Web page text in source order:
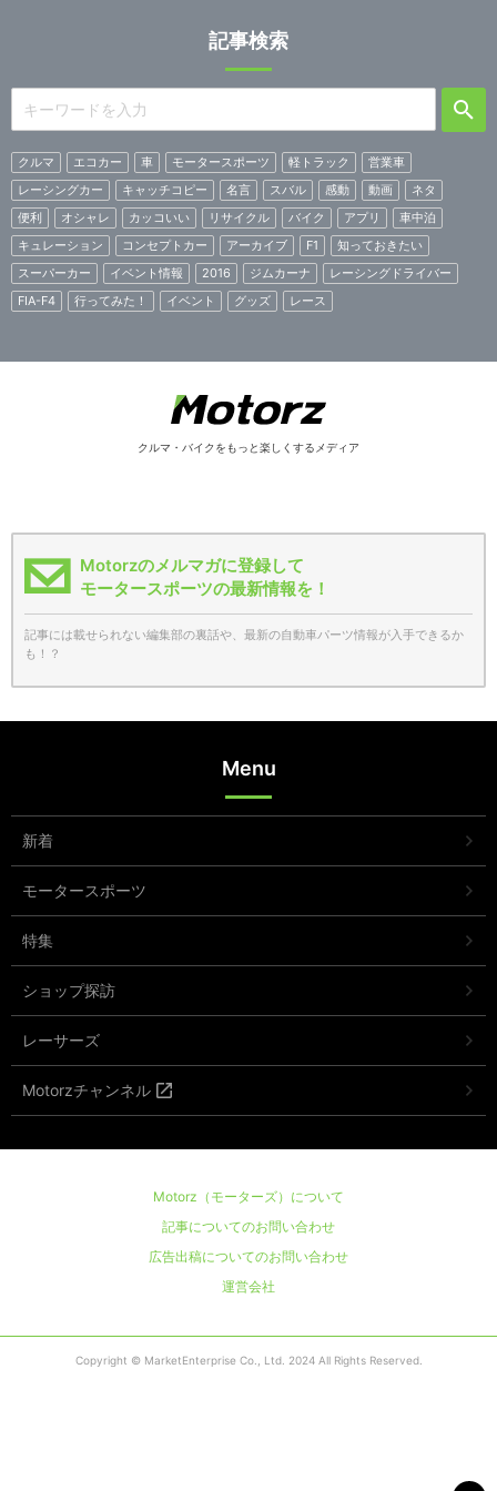
記事検索
クルマ エコカー 車 モータースポーツ 軽トラック
営業車
レーシングカー
キャッチコピー 名言 スバル 感動 動画
ネタ
便利
オシャレ カッコいい リサイクル バイク アプリ
車中泊
キュレーション
コンセプトカー アーカイブ F1
知っておきたい
スーパーカー
イベント情報 2016 ジムカーナ
レーシングドライバー
FIA-F4
行ってみた！ イベント グッズ レース
クルマ・バイクをもっと楽しくするメディア
Motorzのメルマガに登録して
モータースポーツの最新情報を！
記事には載せられない編集部の裏話や、最新の自動車パーツ情報が入手できるか
も！？
Menu
新着
モータースポーツ
特集
ショップ探訪
レーサーズ
Motorzチャンネル
Motorz（モーターズ）について
記事についてのお問い合わせ
広告出稿についてのお問い合わせ
運営会社
Copyright © MarketEnterprise Co., Ltd. 2024 All Rights Reserved.